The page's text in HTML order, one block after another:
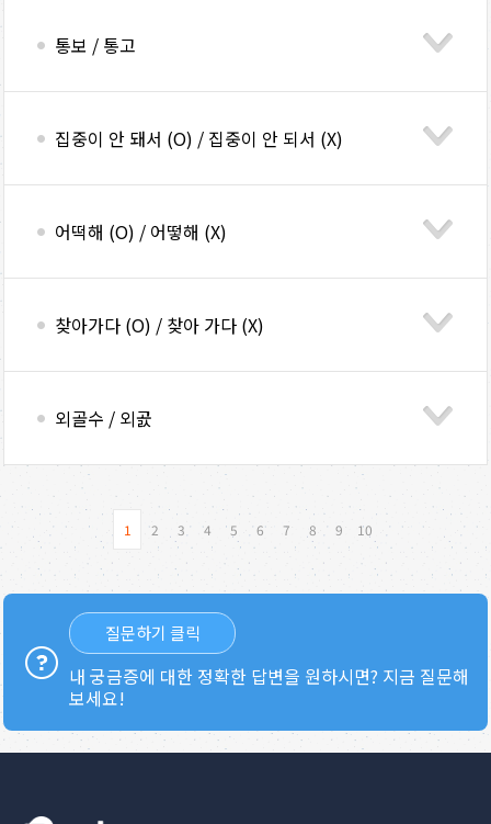
통보 / 통고
집중이 안 돼서 (O) / 집중이 안 되서 (X)
어떡해 (O) / 어떻해 (X)
찾아가다 (O) / 찾아 가다 (X)
외골수 / 외곬
1 2 3 4 5 6 7 8 9 10
질문하기 클릭
내 궁금증에 대한 정확한 답변을 원하시면? 지금 질문해
보세요!